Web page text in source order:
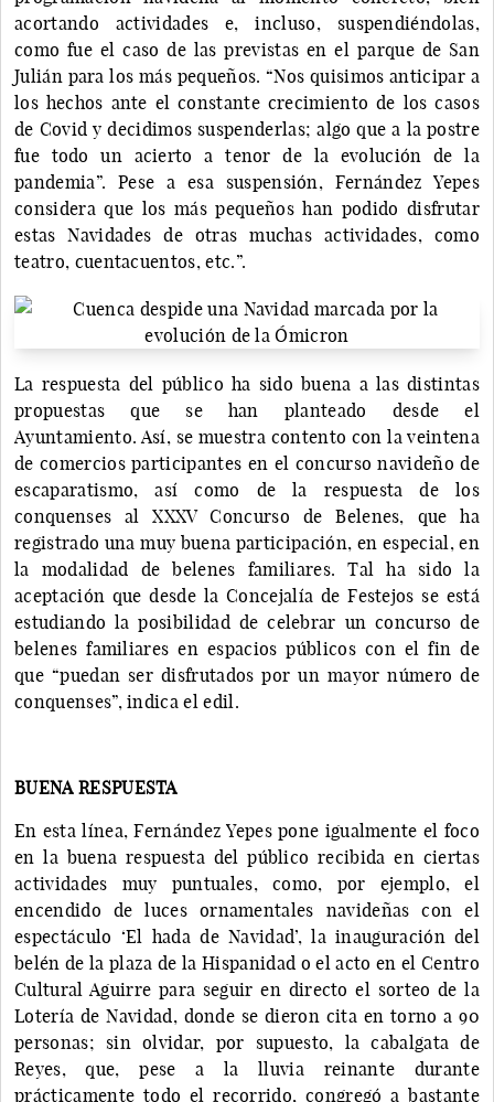
acortando actividades e, incluso, suspendiéndolas,
como fue el caso de las previstas en el parque de San
Julián para los más pequeños. “Nos quisimos anticipar a
los hechos ante el constante crecimiento de los casos
de Covid y decidimos suspenderlas; algo que a la postre
fue todo un acierto a tenor de la evolución de la
pandemia”. Pese a esa suspensión, Fernández Yepes
considera que los más pequeños han podido disfrutar
estas Navidades de otras muchas actividades, como
teatro, cuentacuentos, etc.”.
La respuesta del público ha sido buena a las distintas
propuestas que se han planteado desde el
Ayuntamiento. Así, se muestra contento con la veintena
de comercios participantes en el concurso navideño de
escaparatismo, así como de la respuesta de los
conquenses al XXXV Concurso de Belenes, que ha
registrado una muy buena participación, en especial, en
la modalidad de belenes familiares. Tal ha sido la
aceptación que desde la Concejalía de Festejos se está
estudiando la posibilidad de celebrar un concurso de
belenes familiares en espacios públicos con el fin de
que “puedan ser disfrutados por un mayor número de
conquenses”, indica el edil.
BUENA RESPUESTA
En esta línea, Fernández Yepes pone igualmente el foco
en la buena respuesta del público recibida en ciertas
actividades muy puntuales, como, por ejemplo, el
encendido de luces ornamentales navideñas con el
espectáculo ‘El hada de Navidad’, la inauguración del
belén de la plaza de la Hispanidad o el acto en el Centro
Cultural Aguirre para seguir en directo el sorteo de la
Lotería de Navidad, donde se dieron cita en torno a 90
personas; sin olvidar, por supuesto, la cabalgata de
Reyes, que, pese a la lluvia reinante durante
prácticamente todo el recorrido, congregó a bastante